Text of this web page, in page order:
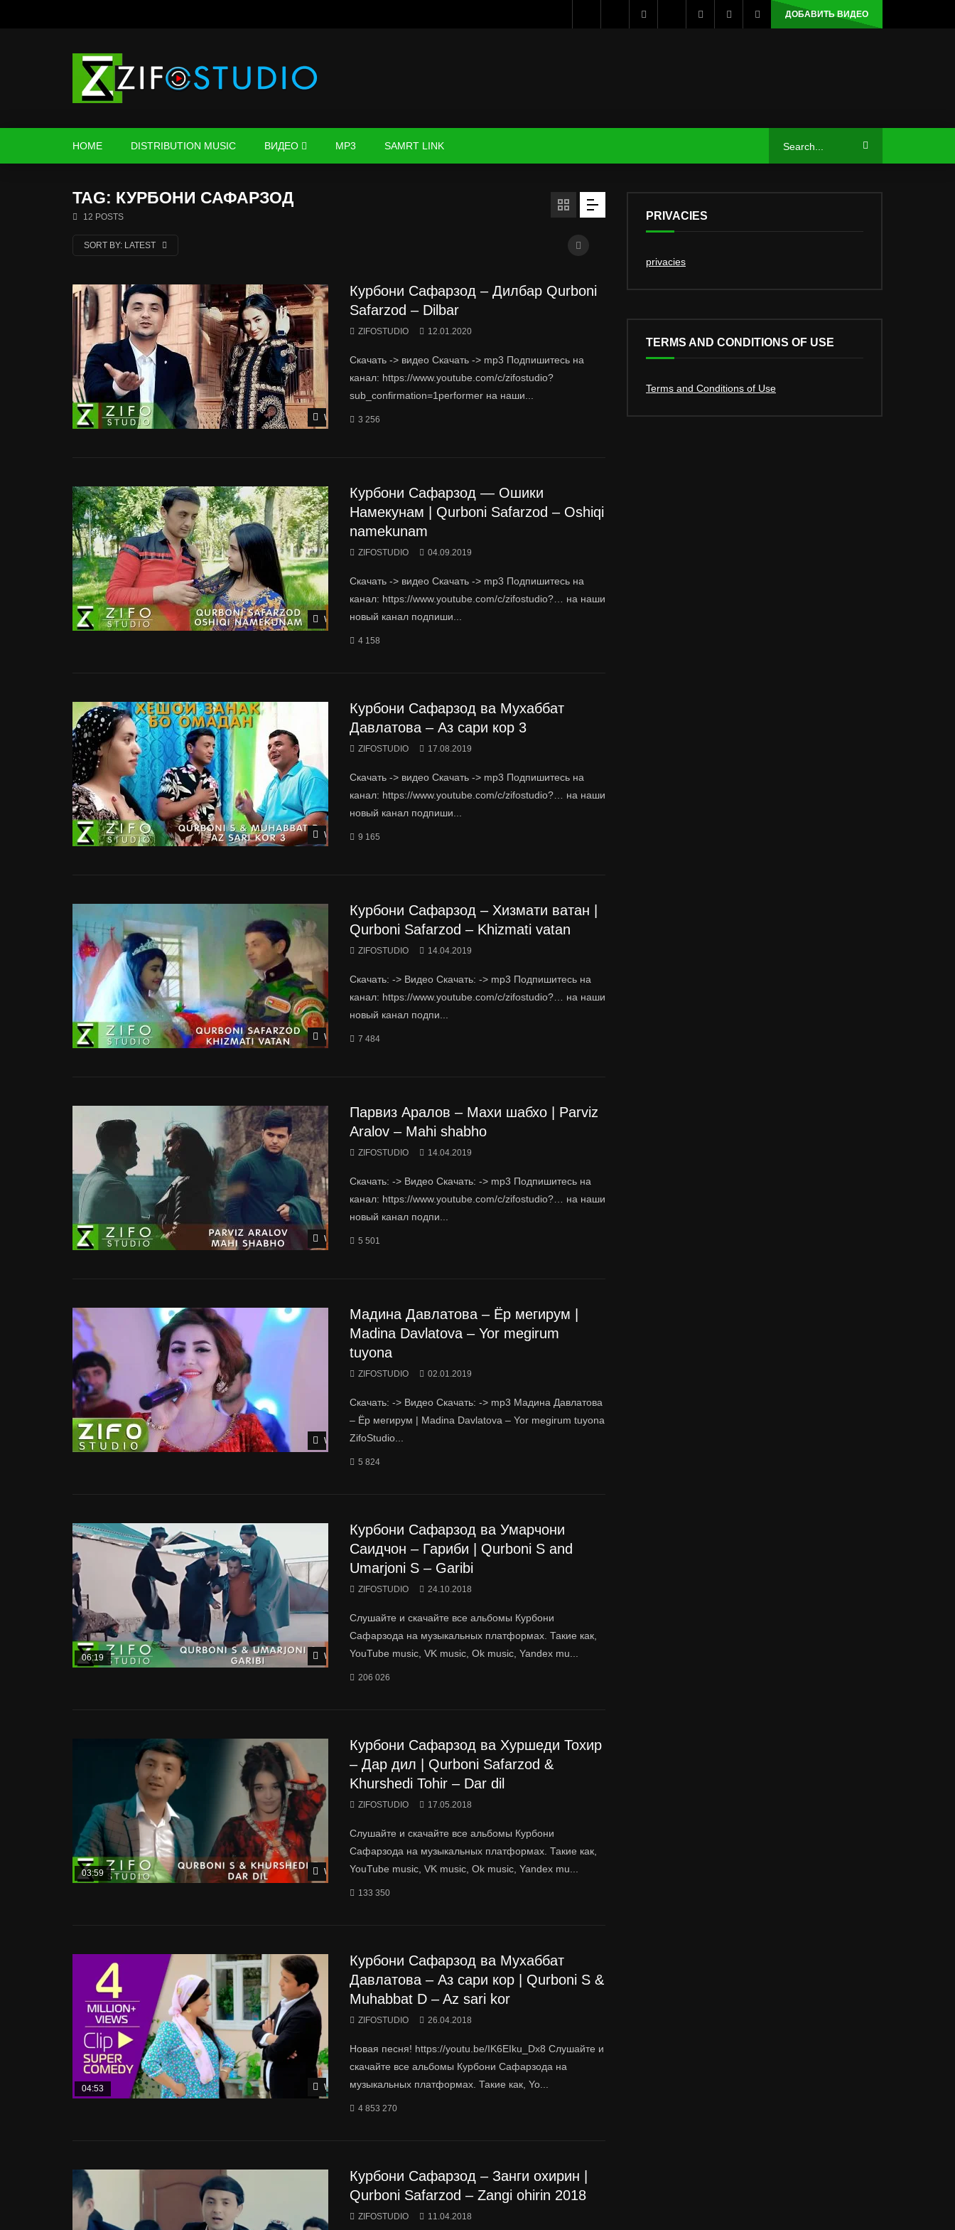
ДОБАВИТЬ ВИДЕО
HOME DISTRIBUTION MUSIC ВИДЕО MP3 SAMRT LINK
TAG: КУРБОНИ САФАРЗОД
12 POSTS
SORT BY: LATEST
Watch Later
Курбони Сафарзод – Дилбар Qurboni
Safarzod – Dilbar
ZIFOSTUDIO 12.01.2020
Скачать -> видео Скачать -> mp3 Подпишитесь на
канал: https://www.youtube.com/c/zifostudio?
sub_confirmation=1performer на наши...
3 256
Watch Later
Курбони Сафарзод — Ошики
Намекунам | Qurboni Safarzod – Oshiqi
namekunam
ZIFOSTUDIO 04.09.2019
Скачать -> видео Скачать -> mp3 Подпишитесь на
канал: https://www.youtube.com/c/zifostudio?… на наши
новый канал подпиши...
4 158
Watch Later
Курбони Сафарзод ва Мухаббат
Давлатова – Аз сари кор 3
ZIFOSTUDIO 17.08.2019
Скачать -> видео Скачать -> mp3 Подпишитесь на
канал: https://www.youtube.com/c/zifostudio?… на наши
новый канал подпиши...
9 165
Watch Later
Курбони Сафарзод – Хизмати ватан |
Qurboni Safarzod – Khizmati vatan
ZIFOSTUDIO 14.04.2019
Скачать: -> Видео Скачать: -> mp3 Подпишитесь на
канал: https://www.youtube.com/c/zifostudio?… на наши
новый канал подпи...
7 484
Watch Later
Парвиз Аралов – Махи шабхо | Parviz
Aralov – Mahi shabho
ZIFOSTUDIO 14.04.2019
Скачать: -> Видео Скачать: -> mp3 Подпишитесь на
канал: https://www.youtube.com/c/zifostudio?… на наши
новый канал подпи...
5 501
Watch Later
Мадина Давлатова – Ёр мегирум |
Madina Davlatova – Yor megirum
tuyona
ZIFOSTUDIO 02.01.2019
Скачать: -> Видео Скачать: -> mp3 Мадина Давлатова
– Ёр мегирум | Madina Davlatova – Yor megirum tuyona
ZifoStudio...
5 824
Watch Later
06:19
Курбони Сафарзод ва Умарчони
Саидчон – Гариби | Qurboni S and
Umarjoni S – Garibi
ZIFOSTUDIO 24.10.2018
Слушайте и скачайте все альбомы Курбони
Сафарзода на музыкальных платформах. Такие как,
YouTube music, VK music, Ok music, Yandex mu...
206 026
Watch Later
03:59
Курбони Сафарзод ва Хуршеди Тохир
– Дар дил | Qurboni Safarzod &
Khurshedi Tohir – Dar dil
ZIFOSTUDIO 17.05.2018
Слушайте и скачайте все альбомы Курбони
Сафарзода на музыкальных платформах. Такие как,
YouTube music, VK music, Ok music, Yandex mu...
133 350
Watch Later
04:53
Курбони Сафарзод ва Мухаббат
Давлатова – Аз сари кор | Qurboni S &
Muhabbat D – Az sari kor
ZIFOSTUDIO 26.04.2018
Новая песня! https://youtu.be/IK6EIku_Dx8 Слушайте и
скачайте все альбомы Курбони Сафарзода на
музыкальных платформах. Такие как, Yo...
4 853 270
Курбони Сафарзод – Занги охирин |
Qurboni Safarzod – Zangi ohirin 2018
ZIFOSTUDIO 11.04.2018
PRIVACIES
privacies
TERMS AND CONDITIONS OF USE
Terms and Conditions of Use